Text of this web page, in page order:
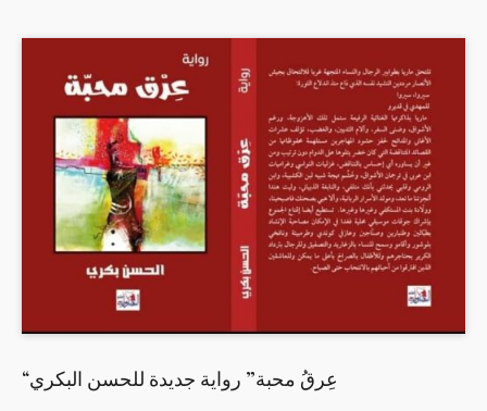
“عِرقُ محبة” رواية جديدة للحسن البكري